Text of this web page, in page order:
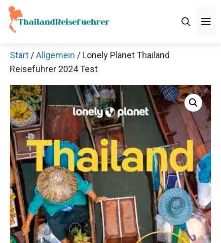
Zum
Inhalt
springen
Start /Allgemein / Lonely Planet Thailand
Reiseführer 2024 Test